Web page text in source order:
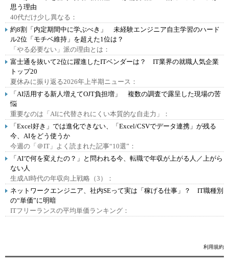
思う理由
40代だけ少し異なる：
約8割「内定期間中に学ぶべき」 未経験エンジニア自主学習のハード
ル2位「モチベ維持」を超えた1位は？
「やる必要ない」派の理由とは：
富士通を抜いて2位に躍進したITベンダーは？ IT業界の就職人気企業
トップ20
夏休みに振り返る2026年上半期ニュース：
「AI活用する新人増えてOJT負担増」 複数の調査で露呈した現場の苦
悩
重要なのは「AIに代替されにくい本質的な自走力」：
「Excel好き」では進化できない、「Excel/CSVでデータ連携」が残る
今、AIをどう使うか
今週の「＠IT」よく読まれた記事“10選”：
「AIで何を変えたの？」と問われる今、転職で年収が上がる人／上がら
ない人
生成AI時代の年収向上戦略（3）：
ネットワークエンジニア、社内SEって実は「稼げる仕事」？ IT職種別
の“単価”に明暗
ITフリーランスの平均単価ランキング：
利用規約